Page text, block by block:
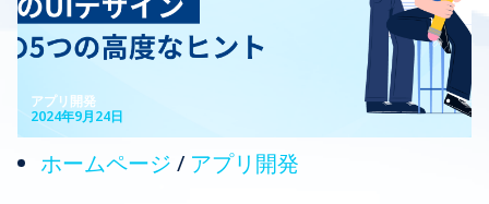
アプリ開発
2024年9月24日
ホームページ / アプリ開発